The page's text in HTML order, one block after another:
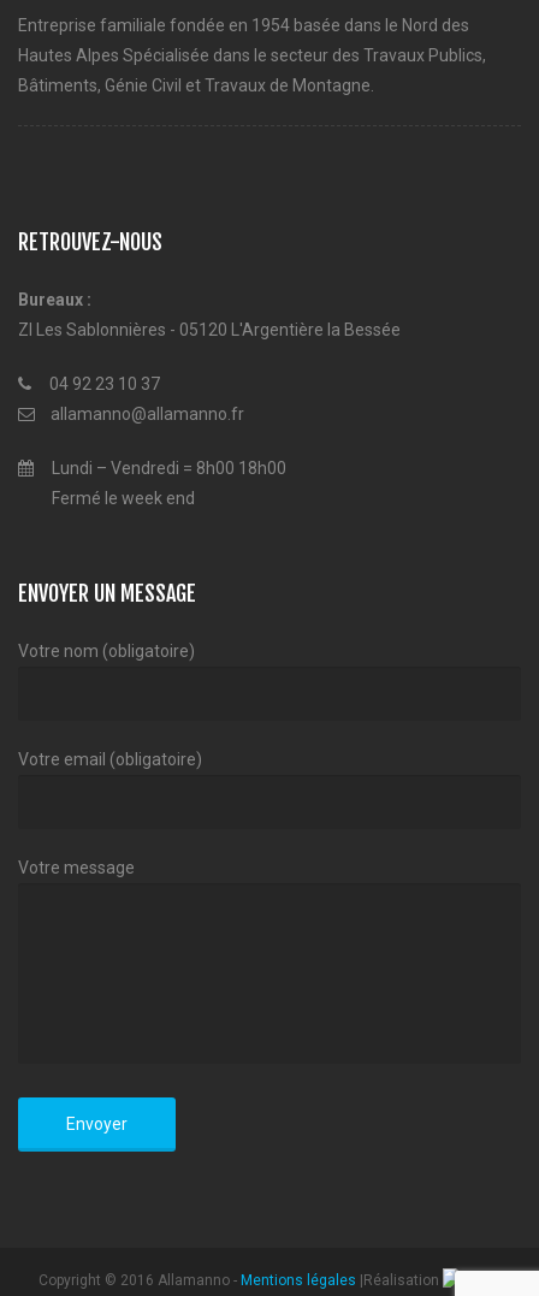
Entreprise familiale fondée en 1954 basée dans le Nord des
Hautes Alpes Spécialisée dans le secteur des Travaux Publics,
Bâtiments, Génie Civil et Travaux de Montagne.
RETROUVEZ-NOUS
Bureaux :
ZI Les Sablonnières - 05120 L'Argentière la Bessée
04 92 23 10 37
allamanno@allamanno.fr
Lundi – Vendredi = 8h00 18h00
Fermé le week end
ENVOYER UN MESSAGE
Votre nom (obligatoire)
Votre email (obligatoire)
Votre message
Copyright © 2016 Allamanno - Mentions légales |Réalisation